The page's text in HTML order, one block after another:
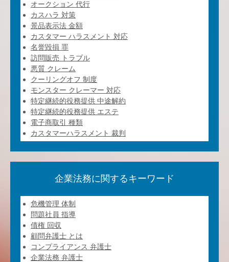
オークション 代行
カスハラ 対策
景品表示法 金額
カスタマー ハラスメント 対応
名誉毀損 罪
訪問販売 トラブル
悪質 クレーム
クーリングオフ 制度
モンスター クレーマー 対応
特定継続的役務提供 中途解約
特定継続的役務提供 エステ
電子商取引 種類
カスタマーハラスメント 裁判
企業法務に関するキーワード
危機管理 体制
問題社員 指導
債権 回収
顧問弁護士 とは
コンプライアンス 弁護士
企業法務 弁護士